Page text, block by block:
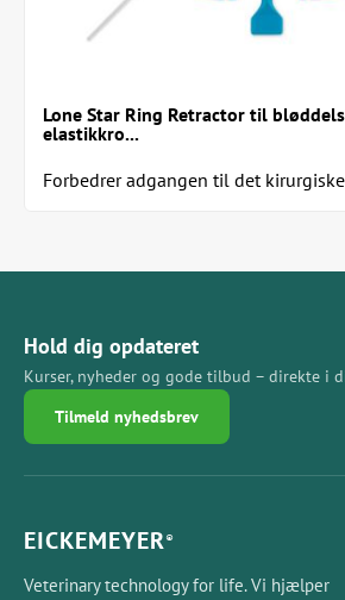
Lone Star Ring Retractor til
elastikkro...
Forbedrer adgangen til det
Hold dig opdateret
Kurser, nyheder og gode tilbud – direkte i
Tilmeld nyhedsbrev
EICKEMEYER®
Veterinary technology for life. Vi hjælper